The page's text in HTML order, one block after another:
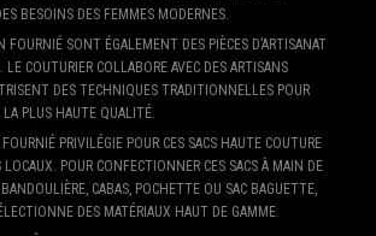
BESOINS DES FEMMES MODERNES.
FOURNIÉ SONT ÉGALEMENT DES PIÈCES D’ARTISANAT
COUTURIER COLLABORE AVEC DES ARTISANS
DES TECHNIQUES TRADITIONNELLES POUR
LA PLUS HAUTE QUALITÉ.
PRIVILÉGIE POUR CES SACS HAUTE COUTURE
LOCAUX. POUR CONFECTIONNER CES SACS À MAIN DE
CABAS, POCHETTE OU SAC BAGUETTE,
DES MATÉRIAUX HAUT DE GAMME.